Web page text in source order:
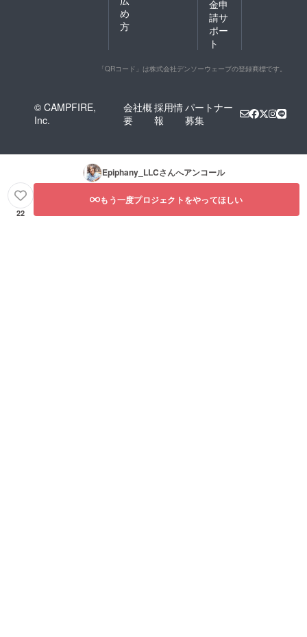
め
方
金申
請サ
ポー
ト
「QRコード」は株式会社デンソーウェーブの登録商標です。
© CAMPFIRE,
Inc.
会社概
要
採用情
報
パートナー
募集
Epiphany_LLCさんへアンコール
22
もう一度プロジェクトをやってほしい